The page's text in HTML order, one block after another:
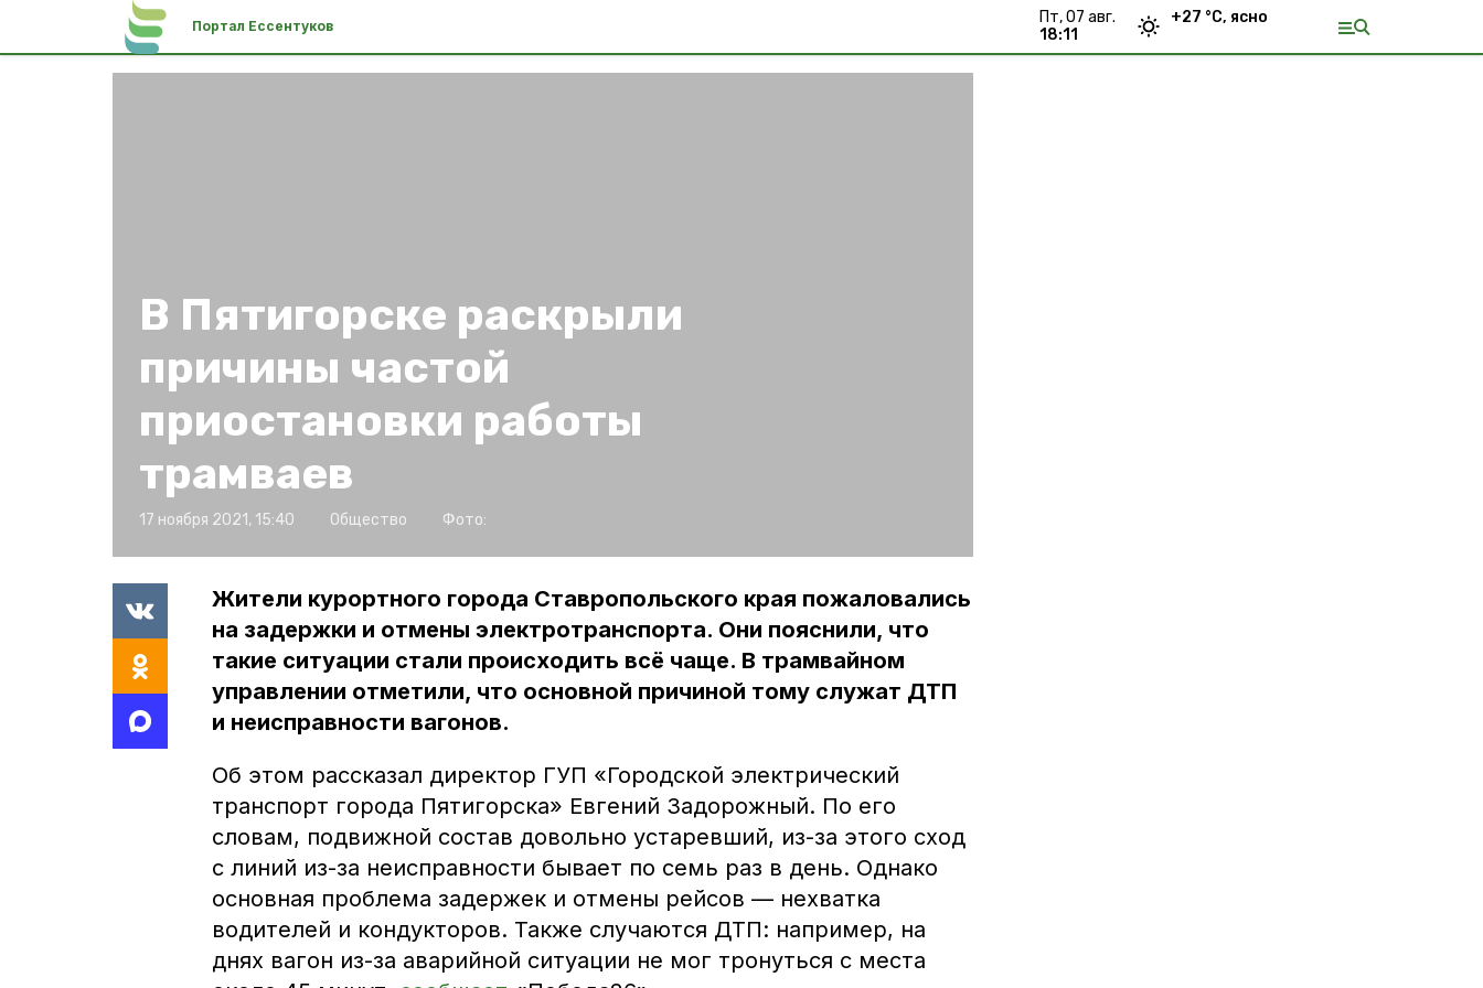
Портал Ессентуков
пт, 07 авг.
18:11
+27 °С, ясно
В Пятигорске раскрыли
причины частой
приостановки работы
трамваев
17 ноября 2021, 15:40 Общество Фото:
Жители курортного города Ставропольского края пожаловались
на задержки и отмены электротранспорта. Они пояснили, что
такие ситуации стали происходить всё чаще. В трамвайном
управлении отметили, что основной причиной тому служат ДТП
и неисправности вагонов.
Об этом рассказал директор ГУП «Городской электрический
транспорт города Пятигорска» Евгений Задорожный. По его
словам, подвижной состав довольно устаревший, из-за этого сход
с линий из-за неисправности бывает по семь раз в день. Однако
основная проблема задержек и отмены рейсов — нехватка
водителей и кондукторов. Также случаются ДТП: например, на
днях вагон из-за аварийной ситуации не мог тронуться с места